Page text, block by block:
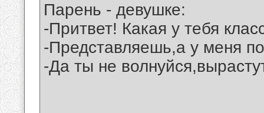
Парень - девушке:
-Притвет! Какая у тебя
-Представляешь,а у меня
-Да ты не